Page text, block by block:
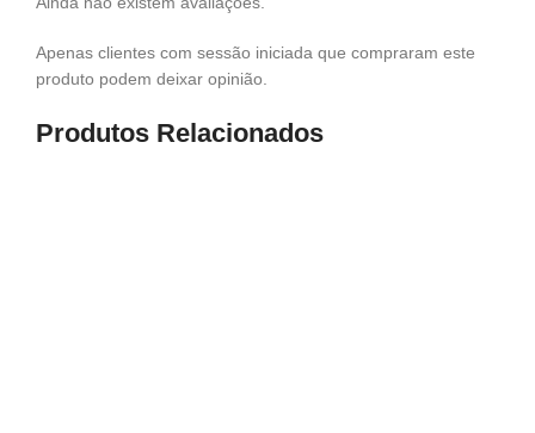
Apenas clientes com sessão iniciada que compraram este
produto podem deixar opinião.
Produtos Relacionados